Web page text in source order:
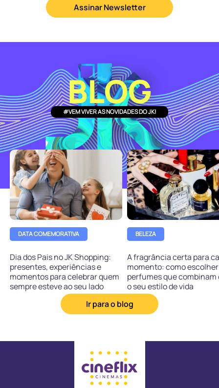
Assinar Newsletter
BLOG
#VEM VIVER AS NOVIDADES DO JK!
DATA COMEMORATIVA
Dia dos Pais no JK Shopping:
presentes, experiências e
momentos para celebrar quem
sempre esteve ao seu lado
BELEZA
A fragrância certa para
momento: como escolher
perfumes que combinam
o seu estilo de vida
Ir para o blog